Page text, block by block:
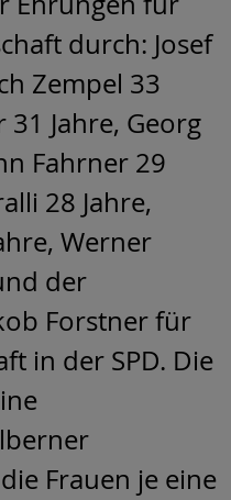
durch: Josef
Zempel 33
31 Jahre, Georg
Fahrner 29
28 Jahre,
Werner
der
Forstner für
in der SPD. Die
Frauen je eine